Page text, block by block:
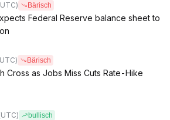
Bärisch
Federal Reserve balance sheet to
Bärisch
Cross as Jobs Miss Cuts Rate-Hike
bullisch